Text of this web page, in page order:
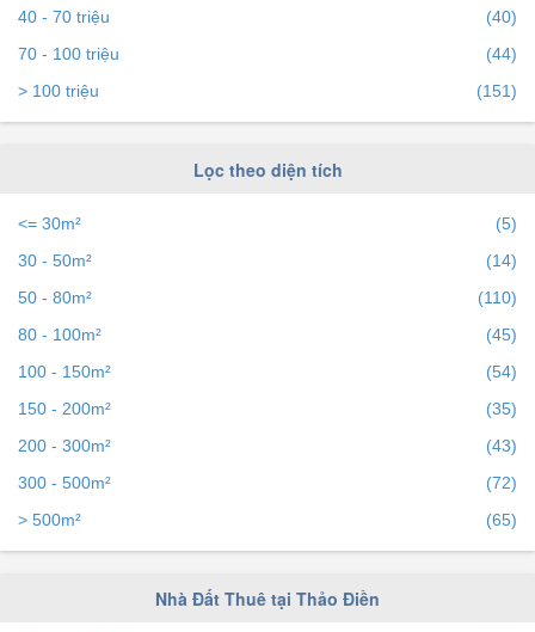
thuê, bạn có thể
trên
bds68 để tiếp cận với hàng ngàn người mỗi ngày.
40 - 70 triệu
(40)
70 - 100 triệu
(44)
> 100 triệu
(151)
Lọc theo diện tích
<= 30m²
(5)
30 - 50m²
(14)
50 - 80m²
(110)
80 - 100m²
(45)
100 - 150m²
(54)
150 - 200m²
(35)
200 - 300m²
(43)
300 - 500m²
(72)
> 500m²
(65)
Nhà Đất Thuê tại Thảo Điền